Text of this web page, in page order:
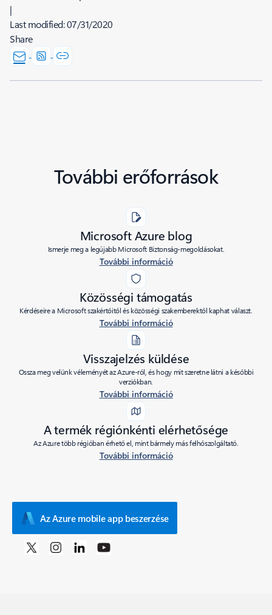
|
Last modified:07/31/2020
Share
További erőforrások
Microsoft Azure blog
Ismerje meg a legújabb Microsoft Biztonság-megoldásokat.
További információ
Közösségi támogatás
Kérdéseire a Microsoft szakértőitől és közösségi szakemberektől kaphat választ.
További információ
Visszajelzés küldése
Ossza meg velünk véleményét az Azure-ról, és hogy mit szeretne látni a későbbi
verziókban.
További információ
A termék régiónkénti elérhetősége
Az Azure több régióban érhető el, mint bármely más felhőszolgáltató.
További információ
Az Azure mobile app beszerzése